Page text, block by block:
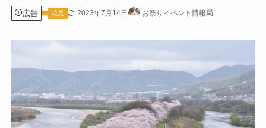
広告 花見 2023年7月14日 お祭りイベント情報局